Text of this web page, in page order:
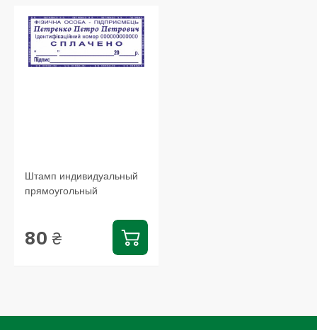
Штамп индивидуальный
прямоугольный
80 ₴